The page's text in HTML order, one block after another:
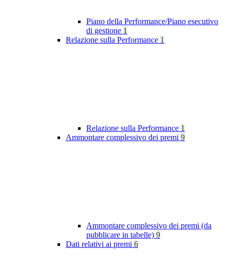
Piano della Performance/Piano esecutivo
di gestione 1
Relazione sulla Performance 1
Relazione sulla Performance 1
Ammontare complessivo dei premi 9
Ammontare complessivo dei premi (da
pubblicare in tabelle) 9
Dati relativi ai premi 6